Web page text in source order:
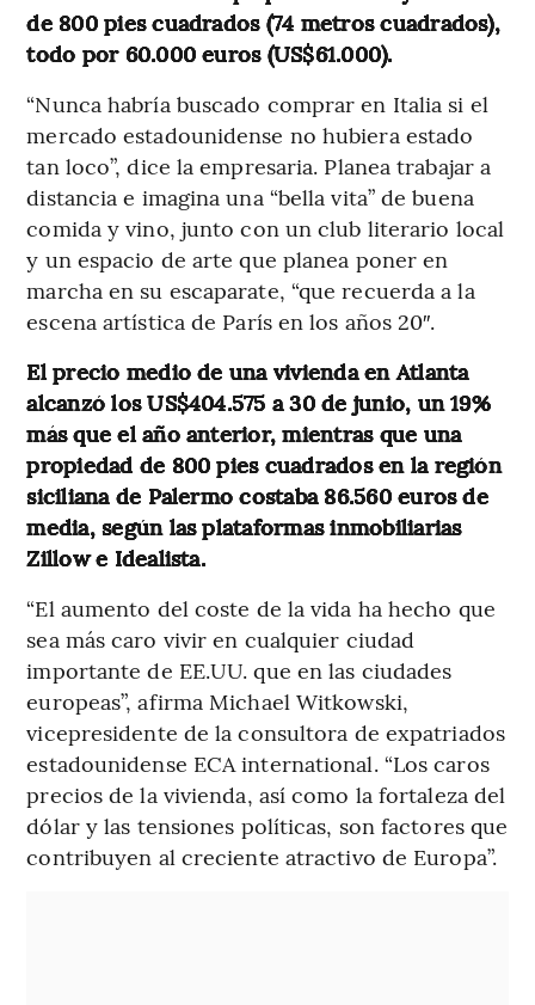
de 800 pies cuadrados (74 metros cuadrados),
todo por 60.000 euros (US$61.000).
“Nunca habría buscado comprar en Italia si el
mercado estadounidense no hubiera estado
tan loco”, dice la empresaria. Planea trabajar a
distancia e imagina una “bella vita” de buena
comida y vino, junto con un club literario local
y un espacio de arte que planea poner en
marcha en su escaparate, “que recuerda a la
escena artística de París en los años 20″.
El precio medio de una vivienda en Atlanta
alcanzó los US$404.575 a 30 de junio, un 19%
más que el año anterior, mientras que una
propiedad de 800 pies cuadrados en la región
siciliana de Palermo costaba 86.560 euros de
media, según las plataformas inmobiliarias
Zillow e Idealista.
“El aumento del coste de la vida ha hecho que
sea más caro vivir en cualquier ciudad
importante de EE.UU. que en las ciudades
europeas”, afirma Michael Witkowski,
vicepresidente de la consultora de expatriados
estadounidense ECA international. “Los caros
precios de la vivienda, así como la fortaleza del
dólar y las tensiones políticas, son factores que
contribuyen al creciente atractivo de Europa”.